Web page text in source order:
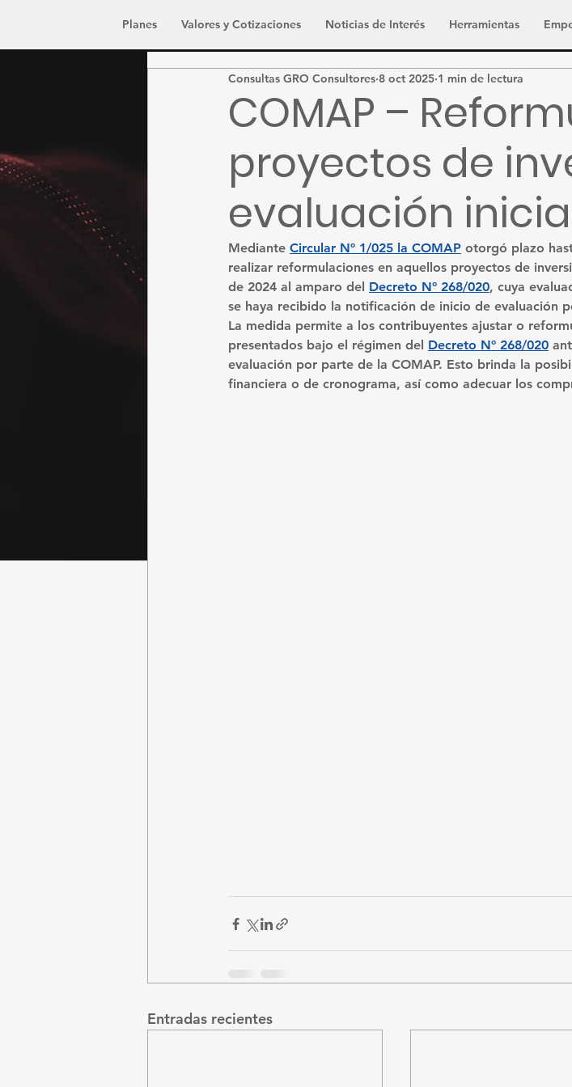
Planes Valores y Cotizaciones Noticias de Interés Herramientas
COMAP –
proyectos de
evaluación
Consultas GRO Consultores 8 oct 2025 1 min de lectura
Mediante Circular Nº 1/025 la COMAP otorgó plazo
realizar reformulaciones en aquellos proyectos de
de 2024 al amparo del Decreto Nº 268/020, cuya
se haya recibido la notificación de inicio de evaluación
La medida permite a los contribuyentes ajustar o
presentados bajo el régimen del Decreto Nº 268/020
evaluación por parte de la COMAP. Esto brinda la
financiera o de cronograma, así como adecuar los
Entradas recientes